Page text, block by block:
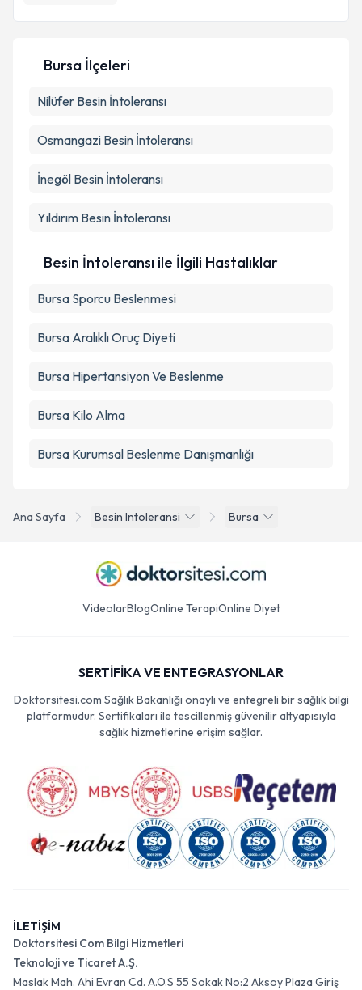
E-posta Adresiniz
Metni 'ni okudum ve kişisel verilerimin belirtilen
Ana Sayfa Besin Intoleransi Bursa
Bursa İlçeleri
Nilüfer Besin İntoleransı
Osmangazi Besin İntoleransı
İnegöl Besin İntoleransı
Yıldırım Besin İntoleransı
Besin İntoleransı ile İlgili Hastalıklar
Bursa Sporcu Beslenmesi
Bursa Aralıklı Oruç Diyeti
Bursa Hipertansiyon Ve Beslenme
Bursa Kilo Alma
Bursa Kurumsal Beslenme Danışmanlığı
VideolarBlogOnline TerapiOnline Diyet
SERTİFİKA VE ENTEGRASYONLAR
Doktorsitesi.com Sağlık Bakanlığı onaylı ve entegreli bir sağlık bilgi
platformudur. Sertifikaları ile tescillenmiş güvenilir altyapısıyla
sağlık hizmetlerine erişim sağlar.
İLETİŞİM
Doktorsitesi Com Bilgi Hizmetleri
Teknoloji ve Ticaret A.Ş.
Maslak Mah. Ahi Evran Cd. A.O.S 55 Sokak No:2 Aksoy Plaza Giriş